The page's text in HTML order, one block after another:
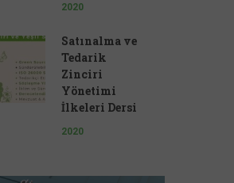
2020
Satınalma ve
Tedarik
Zinciri
Yönetimi
İlkeleri Dersi
2020